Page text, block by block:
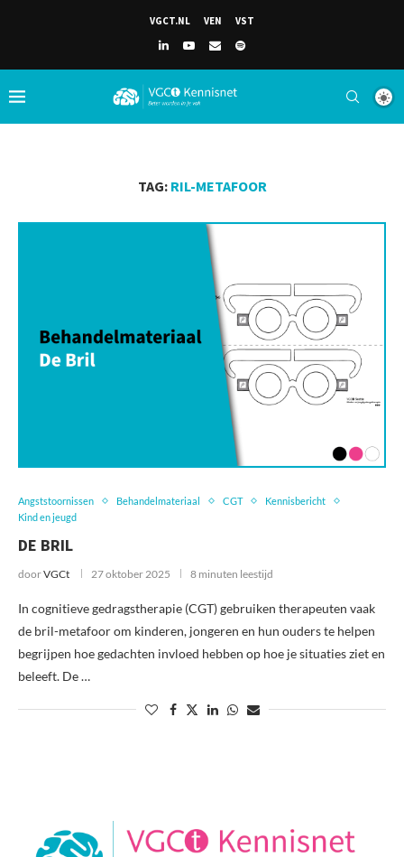
VGCT.NL VEN VST
TAG: RIL-METAFOOR
Angststoornissen Behandelmateriaal CGT
Kennisbericht
Kind en jeugd
DE BRIL
doorVGCt 27 oktober 2025 8 minuten leestijd
In cognitieve gedragstherapie (CGT) gebruiken therapeuten vaak
de bril-metafoor om kinderen, jongeren en hun ouders te helpen
begrijpen hoe gedachten invloed hebben op hoe je situaties ziet en
beleeft. De …